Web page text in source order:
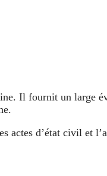
Il fournit un large
actes d’état civil et